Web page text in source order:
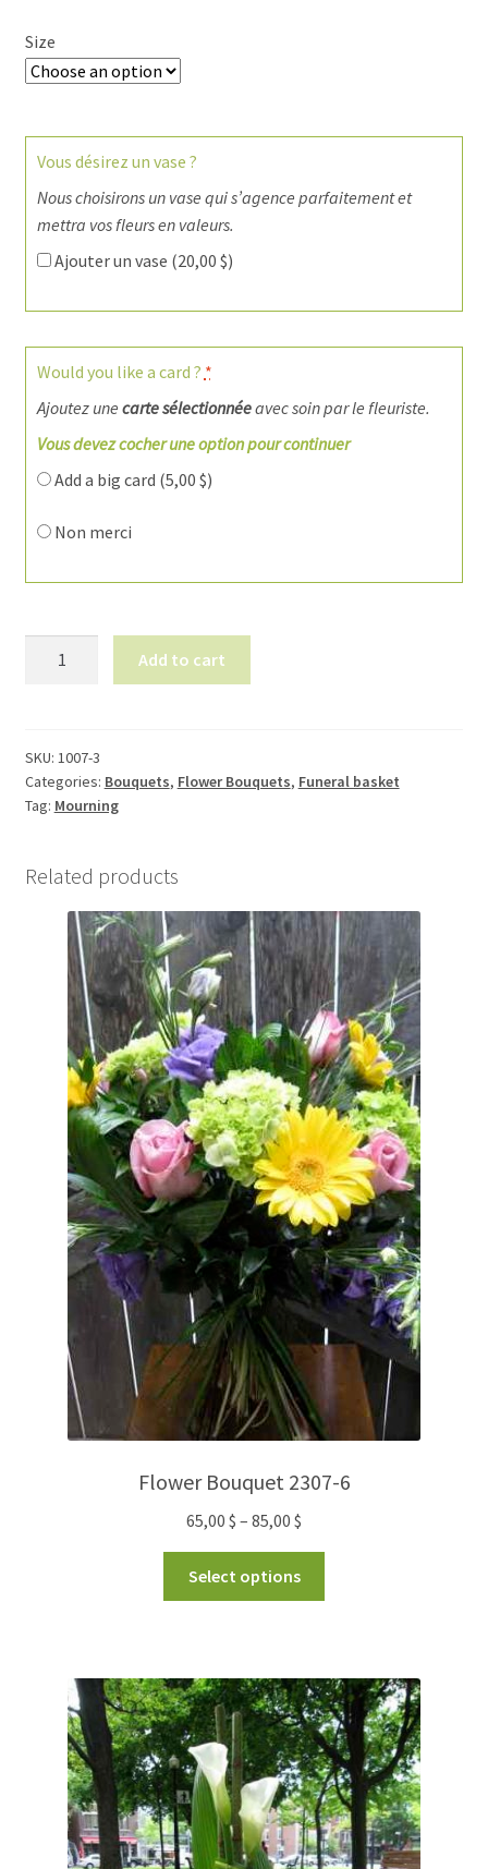
Size
Vous désirez un vase ?
Nous choisirons un vase qui s’agence parfaitement et
mettra vos fleurs en valeurs.
Ajouter un vase (20,00 $)
Would you like a card ? *
Ajoutez une carte sélectionnéeavec soin par le fleuriste.
Vous devez cocher une option pour continuer
Add a big card (5,00 $)
Non merci
Add to cart
SKU: 1007-3
Categories: Bouquets, Flower Bouquets, Funeral basket
Tag: Mourning
Related products
Flower Bouquet 2307-6
65,00 $ – 85,00 $
Select options